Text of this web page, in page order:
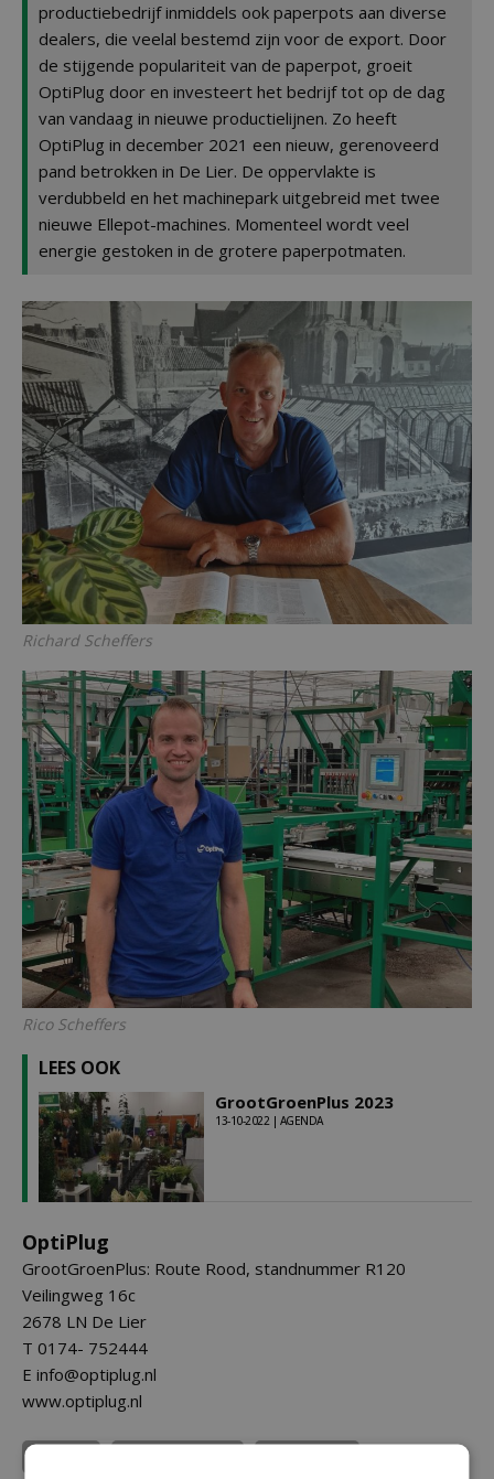
productiebedrijf inmiddels ook paperpots aan diverse
dealers, die veelal bestemd zijn voor de export. Door
de stijgende populariteit van de paperpot, groeit
OptiPlug door en investeert het bedrijf tot op de dag
van vandaag in nieuwe productielijnen. Zo heeft
OptiPlug in december 2021 een nieuw, gerenoveerd
pand betrokken in De Lier. De oppervlakte is
verdubbeld en het machinepark uitgebreid met twee
nieuwe Ellepot-machines. Momenteel wordt veel
energie gestoken in de grotere paperpotmaten.
Richard Scheffers
Rico Scheffers
LEES OOK
GrootGroenPlus 2023
13-10-2022 | AGENDA
OptiPlug
GrootGroenPlus: Route Rood, standnummer R120
Veilingweg 16c
2678 LN De Lier
T 0174- 752444
E info@optiplug.nl
www.optiplug.nl